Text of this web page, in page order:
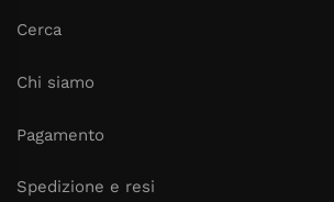
Cerca
Chi siamo
Pagamento
Spedizione e resi